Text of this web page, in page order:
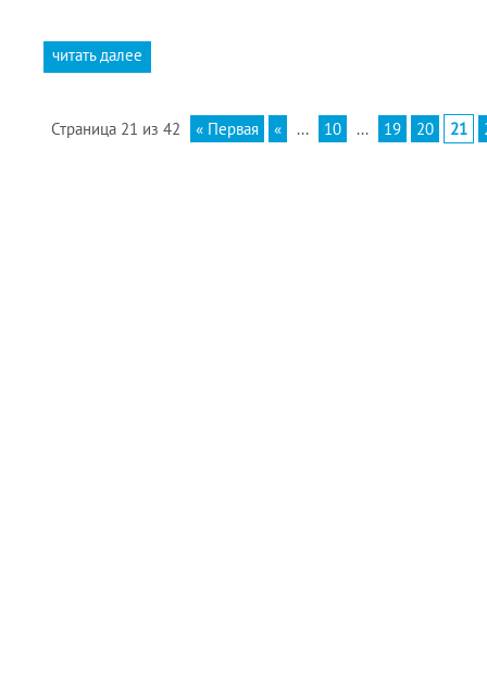
читать далее
Страница 21 из 42 « Первая « ... 10 ... 19 20 21